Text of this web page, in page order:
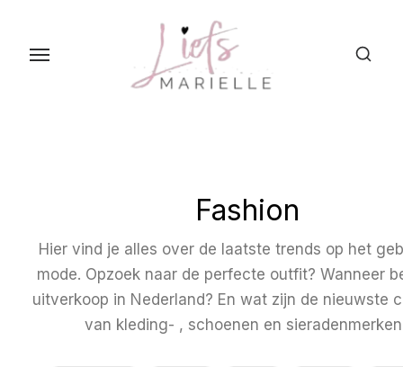
Fashion
Hier vind je alles over de laatste trends op het
mode. Opzoek naar de perfecte outfit? Wanneer
uitverkoop in Nederland? En wat zijn de nieuwste
van kleding- , schoenen en